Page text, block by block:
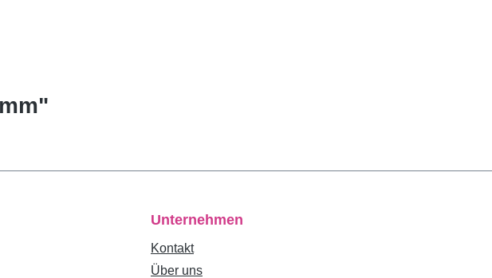
Unternehmen
Kontakt
Über uns